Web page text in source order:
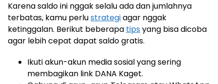
Karena saldo ini nggak selalu ada dan jumlahnya
terbatas, kamu perlustrategiagar nggak
ketinggalan. Berikut beberapa tips yang bisa dicoba
agar lebih cepat dapat saldo gratis.
Ikuti akun-akun media sosial yang sering
membagikan link DANA Kaget.